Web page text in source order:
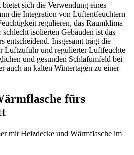
sich die Verwendung eines
die Integration von Luftentfeuchtern
regulieren, das Raumklima
isolierten Gebäuden ist das
entscheidend. Insgesamt trägt die
Luftzufuhr und regulierter Luftfeuchte
und gesunden Schlafumfeld bei
auch an kalten Wintertagen zu einer
fürs